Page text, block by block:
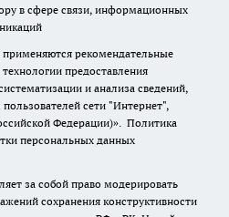
в сфере связи, информационных
рекомендательные
предоставления
и анализа сведений,
сети "Интернет",
Федерации)». Политика
персональных данных
за собой право модерировать
сохранения конструктивности